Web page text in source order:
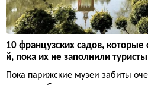
10 французских садов, которые
й, пока их не заполнили туристы
Пока парижские музеи забиты